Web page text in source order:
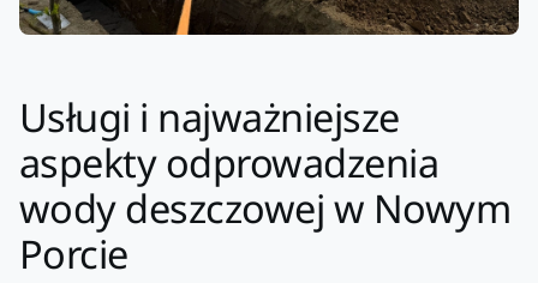
Usługi i najważniejsze
aspekty odprowadzenia
wody deszczowej w Nowym
Porcie